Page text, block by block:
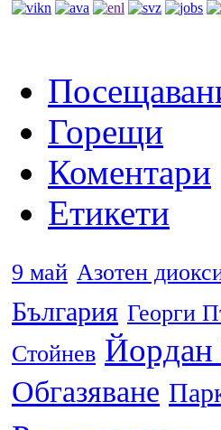
Горещи
Коментари
Етикети
9 май Азотен
България Георги
Стойнев Йордан
Обгазяване